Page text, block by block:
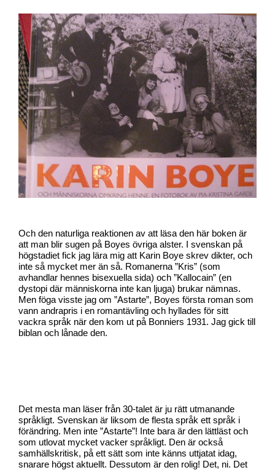
Och den naturliga reaktionen av att läsa den här boken är
att man blir sugen på Boyes övriga alster. I svenskan på
högstadiet fick jag lära mig att Karin Boye skrev dikter, och
inte så mycket mer än så. Romanerna ”Kris” (som
avhandlar hennes bisexuella sida) och ”Kallocain” (en
dystopi där människorna inte kan ljuga) brukar nämnas.
Men föga visste jag om ”Astarte”, Boyes första roman som
vann andrapris i en romantävling och hyllades för sitt
vackra språk när den kom ut på Bonniers 1931. Jag gick till
biblan och lånade den.
Det mesta man läser från 30-talet är ju rätt utmanande
språkligt. Svenskan är liksom de flesta språk ett språk i
förändring. Men inte ”Astarte”! Inte bara är den lättläst och
som utlovat mycket vacker språkligt. Den är också
samhällskritisk, på ett sätt som inte känns uttjatat idag,
snarare högst aktuellt. Dessutom är den rolig! Det, ni. Det